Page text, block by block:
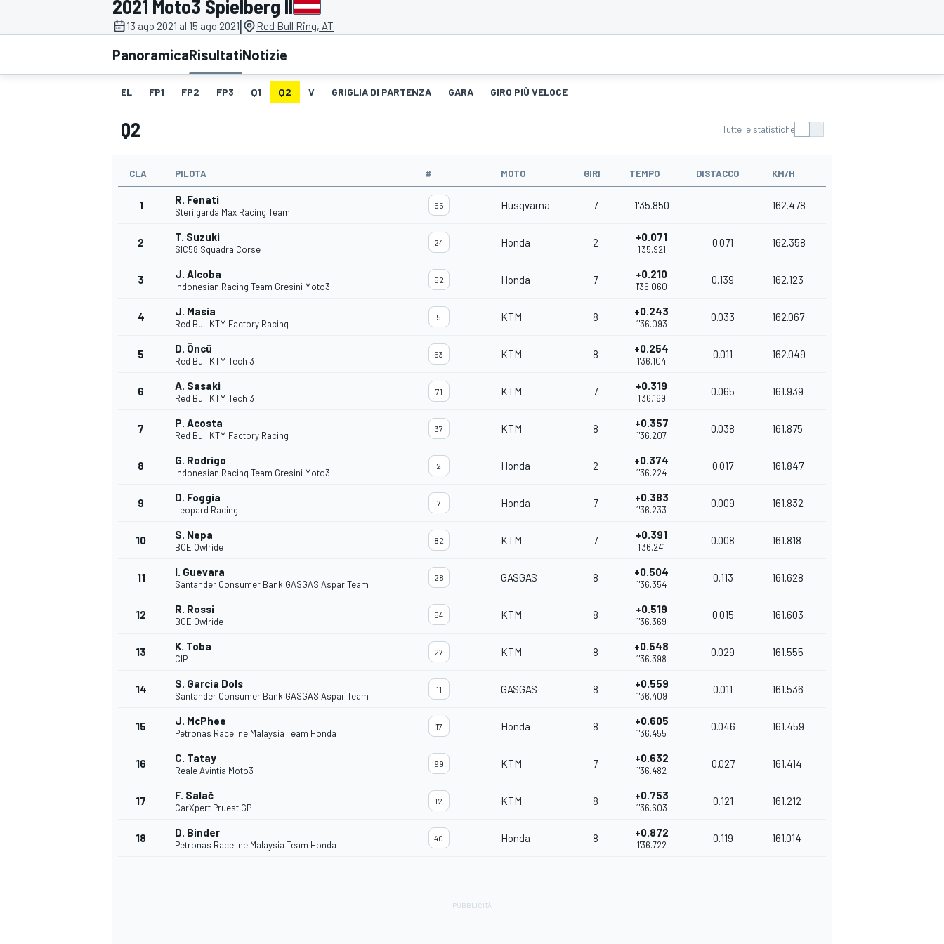
MOTOGP WEC
WRC
MONOPOSTO
2021 Moto3 Spielberg II
13 ago 2021 al 15 ago 2021| Red Bull Ring, AT
PanoramicaRisultatiNotizie
EL FP1 FP2 FP3 Q1 Q2 V GRIGLIA DI PARTENZA GARA GIRO PIÙ VELOCE
Q2 Tutte le statistiche
CLA PILOTA # MOTO GIRI TEMPO DISTACCO KM/H
1 R. Fenati
Sterilgarda Max Racing Team
55 Husqvarna 7 1'35.850 162.478
2 T. Suzuki
SIC58 Squadra Corse
24 Honda 2 +0.071
1'35.921
0.071 162.358
3 J. Alcoba
Indonesian Racing Team Gresini Moto3
52 Honda 7 +0.210
1'36.060
0.139 162.123
4 J. Masia
Red Bull KTM Factory Racing
5 KTM 8 +0.243
1'36.093
0.033 162.067
5 D. Öncü
Red Bull KTM Tech 3
53 KTM 8 +0.254
1'36.104
0.011 162.049
6 A. Sasaki
Red Bull KTM Tech 3
71 KTM 7 +0.319
1'36.169
0.065 161.939
7 P. Acosta
Red Bull KTM Factory Racing
37 KTM 8 +0.357
1'36.207
0.038 161.875
8 G. Rodrigo
Indonesian Racing Team Gresini Moto3
2 Honda 2 +0.374
1'36.224
0.017 161.847
9 D. Foggia
Leopard Racing
7 Honda 7 +0.383
1'36.233
0.009 161.832
10 S. Nepa
BOE Owlride
82 KTM 7 +0.391
1'36.241
0.008 161.818
11 I. Guevara
Santander Consumer Bank GASGAS Aspar Team
28 GASGAS 8 +0.504
1'36.354
0.113 161.628
12 R. Rossi
BOE Owlride
54 KTM 8 +0.519
1'36.369
0.015 161.603
13 K. Toba
CIP
27 KTM 8 +0.548
1'36.398
0.029 161.555
14 S. Garcia Dols
Santander Consumer Bank GASGAS Aspar Team
11 GASGAS 8 +0.559
1'36.409
0.011 161.536
15 J. McPhee
Petronas Raceline Malaysia Team Honda
17 Honda 8 +0.605
1'36.455
0.046 161.459
16 C. Tatay
Reale Avintia Moto3
99 KTM 7 +0.632
1'36.482
0.027 161.414
17 F. Salač
CarXpert PruestlGP
12 KTM 8 +0.753
1'36.603
0.121 161.212
18 D. Binder
Petronas Raceline Malaysia Team Honda
40 Honda 8 +0.872
1'36.722
0.119 161.014